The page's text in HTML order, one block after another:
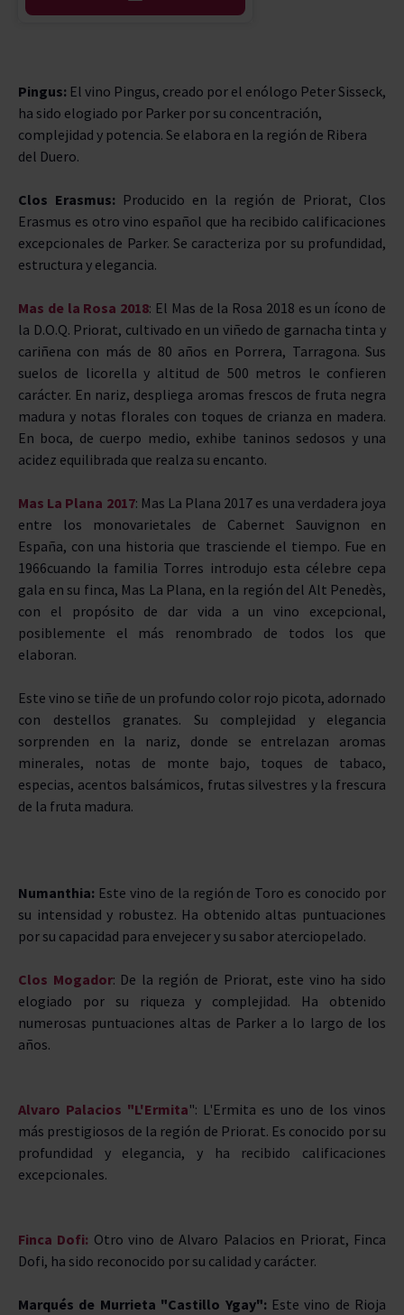
Pingus: El vino Pingus, creado por el enólogo Peter Sisseck,
ha sido elogiado por Parker por su concentración,
complejidad y potencia. Se elabora en la región de Ribera
del Duero.
Clos Erasmus: Producido en la región de Priorat, Clos
Erasmus es otro vino español que ha recibido calificaciones
excepcionales de Parker. Se caracteriza por su profundidad,
estructura y elegancia.
Mas de la Rosa 2018: El Mas de la Rosa 2018 es un ícono de
la D.O.Q. Priorat, cultivado en un viñedo de garnacha tinta y
cariñena con más de 80 años en Porrera, Tarragona. Sus
suelos de licorella y altitud de 500 metros le confieren
carácter. En nariz, despliega aromas frescos de fruta negra
madura y notas florales con toques de crianza en madera.
En boca, de cuerpo medio, exhibe taninos sedosos y una
acidez equilibrada que realza su encanto.
Mas La Plana 2017: Mas La Plana 2017 es una verdadera joya
entre los monovarietales de Cabernet Sauvignon en
España, con una historia que trasciende el tiempo. Fue en
1966cuando la familia Torres introdujo esta célebre cepa
gala en su finca, Mas La Plana, en la región del Alt Penedès,
con el propósito de dar vida a un vino excepcional,
posiblemente el más renombrado de todos los que
elaboran.
Este vino se tiñe de un profundo color rojo picota, adornado
con destellos granates. Su complejidad y elegancia
sorprenden en la nariz, donde se entrelazan aromas
minerales, notas de monte bajo, toques de tabaco,
especias, acentos balsámicos, frutas silvestres y la frescura
de la fruta madura.
Numanthia: Este vino de la región de Toro es conocido por
su intensidad y robustez. Ha obtenido altas puntuaciones
por su capacidad para envejecer y su sabor aterciopelado.
Clos Mogador: De la región de Priorat, este vino ha sido
elogiado por su riqueza y complejidad. Ha obtenido
numerosas puntuaciones altas de Parker a lo largo de los
años.
Alvaro Palacios "L'Ermita": L'Ermita es uno de los vinos
más prestigiosos de la región de Priorat. Es conocido por su
profundidad y elegancia, y ha recibido calificaciones
excepcionales.
Finca Dofi: Otro vino de Alvaro Palacios en Priorat, Finca
Dofi, ha sido reconocido por su calidad y carácter.
Marqués de Murrieta "Castillo Ygay": Este vino de Rioja